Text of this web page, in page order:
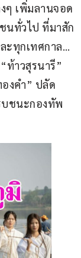
ๆ เพิ่มลานจอด
นทั่วไป ที่มาสัก
ทุกเทศกาล…
ท้าวสุรนารี”
งคำ” ปลัด
บชนะกองทัพ